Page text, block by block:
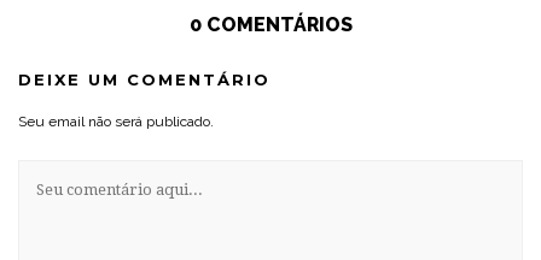
0 COMENTÁRIOS
DEIXE UM COMENTÁRIO
Seu email não será publicado.